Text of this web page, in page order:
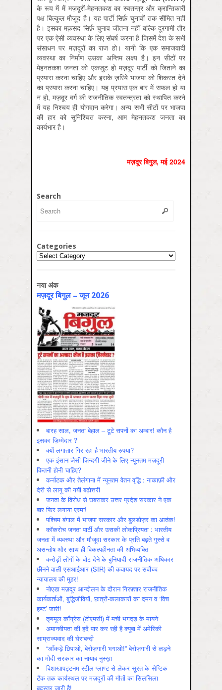
के रूप में में मज़दूरों-मेहनतकश का स्वतन्त्र और क्रान्तिकारी
पक्ष बिल्कुल मौज़ूद है। यह पार्टी सिर्फ़ चुनावों तक सीमित नहीं
है। इसका मक़सद सिर्फ़ चुनाव जीतना नहीं बल्कि दूरगामी तौर
पर एक ऐसी व्यवस्था के लिए संघर्ष करना है जिसमें देश के सभी
संसाधन पर मज़दूरों का राज हो। यानी कि एक समाजवादी
व्यवस्था का निर्माण उसका अन्तिम लक्ष्य है। इन सीटों पर
मेहनतकश जनता को एकजुट हो मज़दूर पार्टी को जिताने का
प्रयास करना चाहिए और इसके ज़रिये भाजपा को शिकस्‍त देने
का प्रयास करना चाहिए। यह प्रयास एक बार में सफल हो या
न हो, मज़दूर वर्ग की राजनीतिक स्‍वतन्‍त्रता को स्‍थापित करने
में यह निश्‍चय ही योगदान करेगा। अन्‍य सभी सीटों पर भाजपा
की हार को सुनिश्चित करना, आम मेहनतकश जनता का
कार्यभार है।
मज़दूर बिगुल, मई 2024
Search
Categories
Categories
नया अंक
मज़दूर बिगुल – जून 2026
बारह साल, जनता बेहाल – टूटे सपनों का अम्बार! कौन है
इसका ज़िम्मेदार ?
क्यों लगातार गिर रहा है भारतीय रुपया?
एक इंसान जैसी ज़िन्दगी जीने के लिए न्यूनतम मज़दूरी
कितनी होनी चाहिए?
कर्नाटक और तेलंगाना में न्यूनतम वेतन वृद्धि : नाकाफ़ी और
देरी से लागू की गयी बढ़ोत्तरी
जनता के विरोध से घबराकर उत्तर प्रदेश सरकार ने एक
बार फिर लगाया एस्मा!
पश्चिम बंगाल में भाजपा सरकार और बुलडोज़र का आतंक!
कॉकरोच जनता पार्टी और उसकी लोकप्रियता : भारतीय
जनता में व्‍यवस्‍था और मौजूदा सरकार के प्रति बढ़ते गुस्‍से व
असन्‍तोष और साथ ही विकल्‍पहीनता की अभिव्‍यक्ति
करोड़ों लोगों के वोट देने के बुनियादी राजनीतिक अधिकार
छीनने वाली एसआईआर (SIR) की क़वायद पर सर्वोच्च
न्यायालय की मुहर!
नोएडा मज़दूर आन्दोलन के दौरान गिरफ़्तार राजनीतिक
कार्यकर्ताओं, बुद्धिजीवियों, छात्रों-कलाकारों का दमन व ‘विच
हण्ट’ जारी!
तृणमूल काँग्रेस (टीएमसी) में मची भगदड़ के मायने
अमानवीयता की हदें पार कर रही है क्यूबा में अमेरिकी
साम्राज्यवाद की घेराबन्दी
“आँकड़े छिपाओ, बेरोज़गारी भगाओ!” बेरोज़गारी से लड़ने
का मोदी सरकार का नायाब नुस्ख़ा
विशाखापट्टनम स्टील प्लाण्ट से लेकर सूरत के सेप्टिक
टैंक तक कार्यस्थल पर मज़दूरों की मौतों का सिलसिला
बदस्तूर जारी है!